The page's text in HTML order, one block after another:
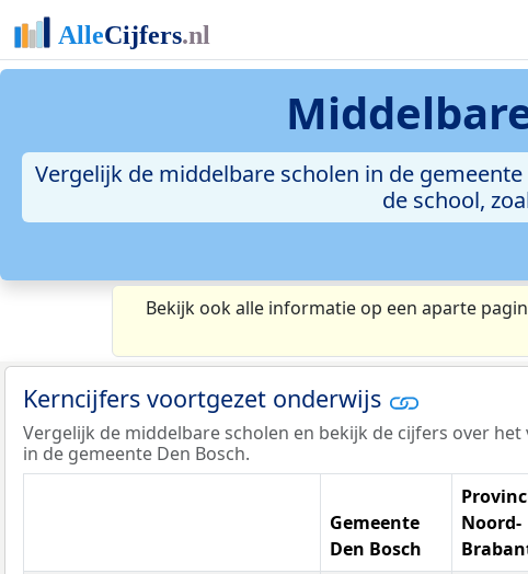
Vergelijk de middelbare scholen in de
de school,
Bekijk ook alle informatie op een aparte
Kerncijfers voortgezet onderwijs
Vergelijk de middelbare scholen en bekijk de cijfers over
in de gemeente Den Bosch.
Gemeente
Den Bosch
Noord-